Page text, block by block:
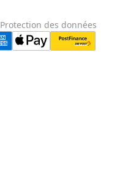
Protection des données